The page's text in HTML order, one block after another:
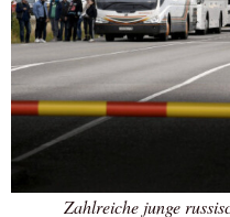
Zahlreiche junge